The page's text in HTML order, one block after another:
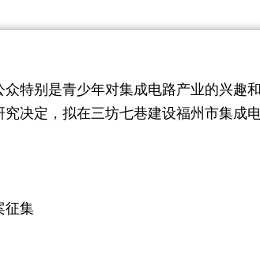
别是青少年对集成电路产业的兴趣
决定，拟在三坊七巷建设福州市集
征集